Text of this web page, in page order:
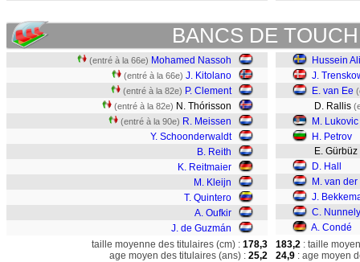
BANCS DE
(entré à la 66e) Mohamed Nassoh
(entré à la 66e) J. Kitolano
(entré à la 82e) P. Clement
(entré à la 82e) N. Thórisson
(entré à la 90e) R. Meissen
Y. Schoonderwaldt
B. Reith
K. Reitmaier
M. Kleijn
T. Quintero
A. Oufkir
J. de Guzmán
Hussein Ali
J.
E. van Ee
D. Rallis
M. Lukovic
H. Petrov
E. Gürbüz
D. Hall
M. van der
J.
C. Nunnely
A. Condé
taille moyenne des titulaires (cm) : 178,3
age moyen des titulaires (ans) : 25,2
183,2 : taille
24,9 : age moyen